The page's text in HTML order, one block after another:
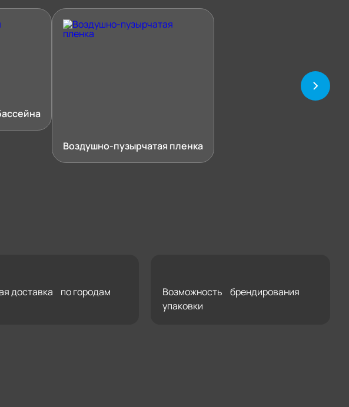
Воздушно-пузырчатая пленка
доставка по городам
Возможность брендирования
упаковки